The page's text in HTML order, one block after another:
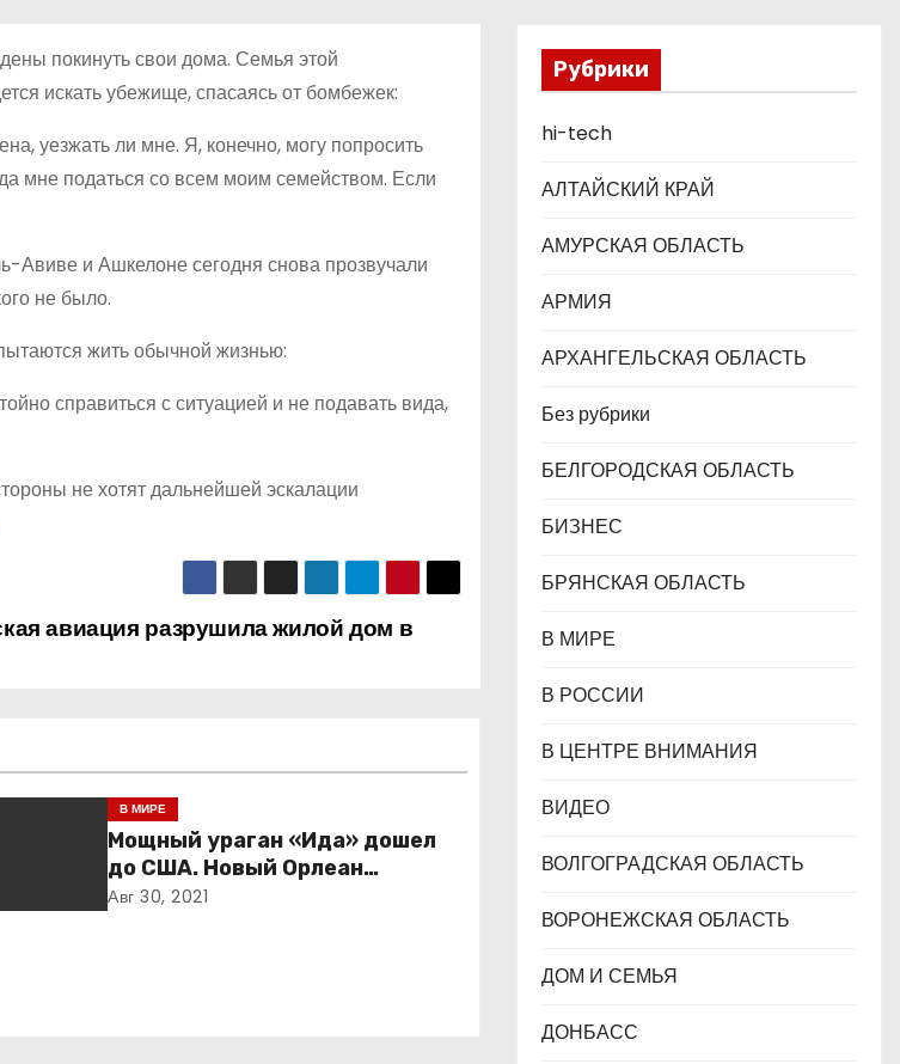
покинуть свои дома. Семья этой
искать убежище, спасаясь от бомбежек:
уезжать ли мне. Я, конечно, могу попросить
мне податься со всем моим семейством. Если
Авиве и Ашкелоне сегодня снова прозвучали
не было.
жить обычной жизнью:
справиться с ситуацией и не подавать вида,
не хотят дальнейшей эскалации
авиация разрушила жилой дом в
В МИРЕ
Мощный ураган «Ида» дошел
до США. Новый Орлеан
готовится к удару стихии
Авг 30, 2021
Рубрики
hi-tech
АЛТАЙСКИЙ КРАЙ
АМУРСКАЯ ОБЛАСТЬ
АРМИЯ
АРХАНГЕЛЬСКАЯ ОБЛАСТЬ
Без рубрики
БЕЛГОРОДСКАЯ ОБЛАСТЬ
БИЗНЕС
БРЯНСКАЯ ОБЛАСТЬ
В МИРЕ
В РОССИИ
В ЦЕНТРЕ ВНИМАНИЯ
ВИДЕО
ВОЛГОГРАДСКАЯ ОБЛАСТЬ
ВОРОНЕЖСКАЯ ОБЛАСТЬ
ДОМ И СЕМЬЯ
ДОНБАСС